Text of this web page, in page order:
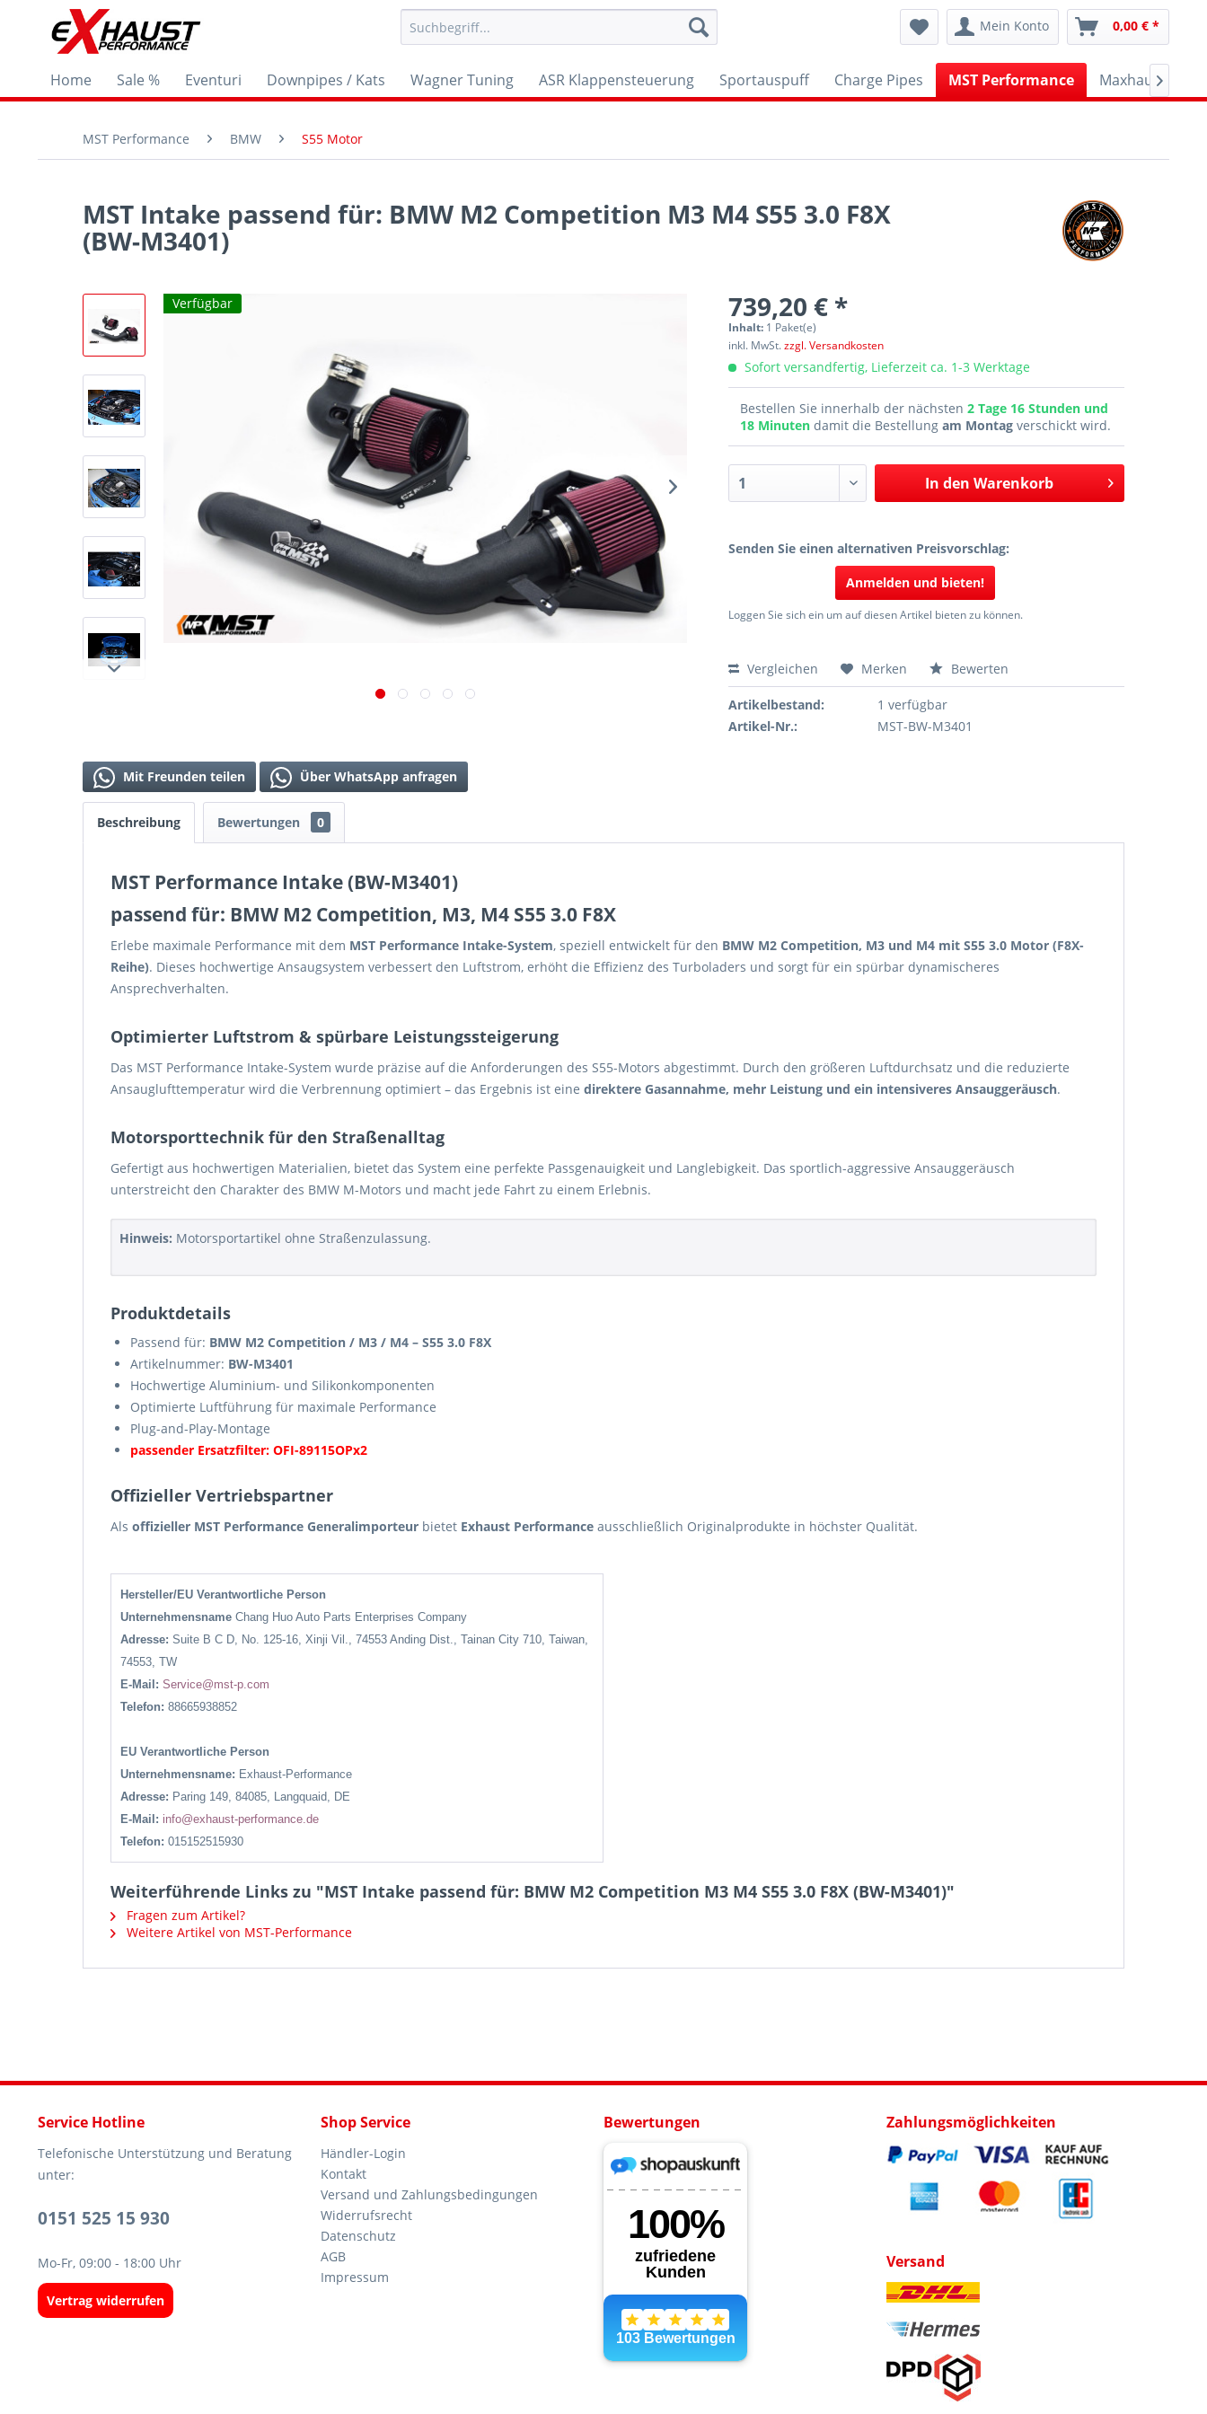
Mein Konto 0,00 € *
Home Sale % Eventuri Downpipes / Kats Wagner Tuning ASR Klappensteuerung Sportauspuff Charge Pipes MST Performance Maxhaust

MST Performance BMW S55 Motor
MST Intake passend für: BMW M2 Competition M3 M4 S55 3.0 F8X
(BW-M3401)
Verfügbar 739,20 € *
Inhalt: 1 Paket(e)
inkl. MwSt.zzgl. Versandkosten
Sofort versandfertig, Lieferzeit ca. 1-3 Werktage
Bestellen Sie innerhalb der nächsten2 Tage 16 Stunden und
18 Minutendamit die Bestellungam Montag verschickt wird.
In den Warenkorb
Senden Sie einen alternativen Preisvorschlag:
Anmelden und bieten!
Loggen Sie sich ein um auf diesen Artikel bieten zu können.
Vergleichen Merken Bewerten
Artikelbestand:
1 verfügbar
Artikel-Nr.:
MST-BW-M3401
Mit Freunden teilen Über WhatsApp anfragen
Beschreibung Bewertungen 0
MST Performance Intake (BW-M3401)
passend für: BMW M2 Competition, M3, M4 S55 3.0 F8X
Erlebe maximale Performance mit dem MST Performance Intake-System, speziell entwickelt für den BMW M2 Competition, M3 und M4 mit S55 3.0 Motor (F8X-
Reihe). Dieses hochwertige Ansaugsystem verbessert den Luftstrom, erhöht die Effizienz des Turboladers und sorgt für ein spürbar dynamischeres
Ansprechverhalten.
Optimierter Luftstrom & spürbare Leistungssteigerung
Das MST Performance Intake-System wurde präzise auf die Anforderungen des S55-Motors abgestimmt. Durch den größeren Luftdurchsatz und die reduzierte
Ansauglufttemperatur wird die Verbrennung optimiert – das Ergebnis ist eine direktere Gasannahme, mehr Leistung und ein intensiveres Ansauggeräusch.
Motorsporttechnik für den Straßenalltag
Gefertigt aus hochwertigen Materialien, bietet das System eine perfekte Passgenauigkeit und Langlebigkeit. Das sportlich-aggressive Ansauggeräusch
unterstreicht den Charakter des BMW M-Motors und macht jede Fahrt zu einem Erlebnis.
Hinweis: Motorsportartikel ohne Straßenzulassung.
Produktdetails
Passend für: BMW M2 Competition / M3 / M4 – S55 3.0 F8X
Artikelnummer: BW-M3401
Hochwertige Aluminium- und Silikonkomponenten
Optimierte Luftführung für maximale Performance
Plug-and-Play-Montage
passender Ersatzfilter: OFI-89115OPx2
Offizieller Vertriebspartner
Als offizieller MST Performance Generalimporteur bietet Exhaust Performance ausschließlich Originalprodukte in höchster Qualität.
Hersteller/EU Verantwortliche Person
Unternehmensname Chang Huo Auto Parts Enterprises Company
Adresse: Suite B C D, No. 125-16, Xinji Vil., 74553 Anding Dist., Tainan City 710, Taiwan,
74553, TW
E-Mail: Service@mst-p.com
Telefon: 88665938852
EU Verantwortliche Person
Unternehmensname: Exhaust-Performance
Adresse: Paring 149, 84085, Langquaid, DE
E-Mail: info@exhaust-performance.de
Telefon: 015152515930
Weiterführende Links zu "MST Intake passend für: BMW M2 Competition M3 M4 S55 3.0 F8X (BW-M3401)"
Fragen zum Artikel?
Weitere Artikel von MST-Performance
Service Hotline
Telefonische Unterstützung und Beratung
unter:
0151 525 15 930
Mo-Fr, 09:00 - 18:00 Uhr
Vertrag widerrufen
Shop Service
Händler-Login
Kontakt
Versand und Zahlungsbedingungen
Widerrufsrecht
Datenschutz
AGB
Impressum
Bewertungen Zahlungsmöglichkeiten
Versand